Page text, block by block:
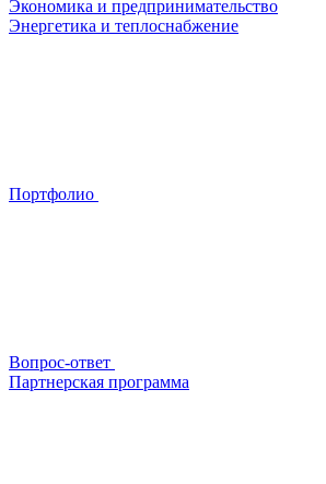
Экономика и предпринимательство
Энергетика и теплоснабжение
Портфолио
Вопрос-ответ
Партнерская программа